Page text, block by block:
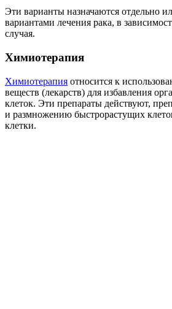
Эти варианты назначаются отдельно
вариантами лечения рака, в
случая.
Химиотерапия
Химиотерапия относится к
веществ (лекарств) для избавления
клеток. Эти препараты действуют,
и размножению быстрорастущих
клетки.